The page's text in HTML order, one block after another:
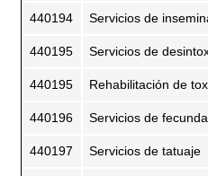
440194 Servicios de
440195 Servicios de
440195 Rehabilitación de
440196 Servicios de
440197 Servicios de tatuaje